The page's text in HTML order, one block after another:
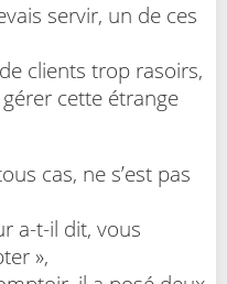
servir, un de ces
clients trop rasoirs,
cette étrange
cas, ne s’est pas
a-t-il dit, vous
»,